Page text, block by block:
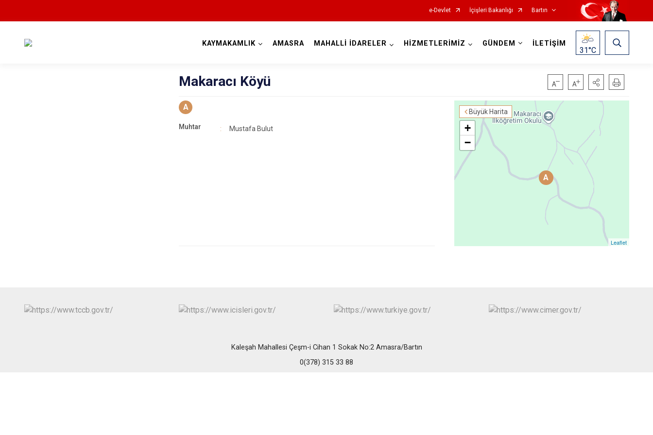
e-Devlet İçişleri Bakanlığı Bartın
KAYMAKAMLIK AMASRA MAHALLİ İDARELER HİZMETLERİMİZ GÜNDEM İLETİŞİM
31°C
Makaracı Köyü
Büyük Harita
A
+
−
Leaflet
A
Muhtar Mustafa Bulut
Kaleşah Mahallesi Çeşm-i Cihan 1 Sokak No:2 Amasra/Bartın
0(378) 315 33 88